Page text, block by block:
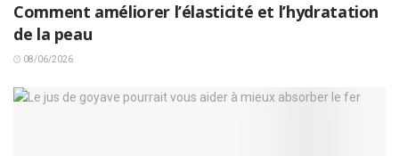
Comment améliorer l’élasticité et l’hydratation
de la peau
08/06/2026